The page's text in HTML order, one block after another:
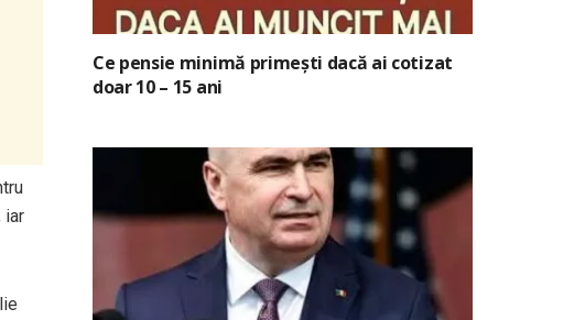
iar
Ce pensie minimă primești dacă ai cotizat
doar 10 – 15 ani